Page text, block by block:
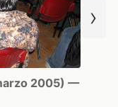
2005) —
›